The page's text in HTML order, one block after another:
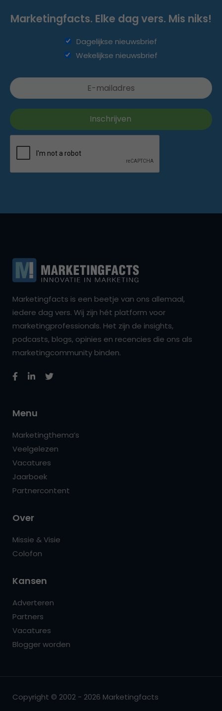
Marketingfacts. Elke dag vers. Mis niks!
Dagelijkse nieuwsbrief
Wekelijkse nieuwsbrief
Marketingfacts is een beetje van ons allemaal,
iedere dag vers. Wij zijn hét platform voor
marketingprofessionals. Het zijn de insights,
podcasts, blogs, opinies en recencies die ons als
marketingcommunity binden.
Menu
Marketingthema’s
Veelgelezen
Vacatures
Jaarboek
Partnercontent
Over
Missie & Visie
Colofon
Kansen
Adverteren
Partners
Vacatures
Blogger worden
Copyright © 2002 - 2026 Marketingfacts